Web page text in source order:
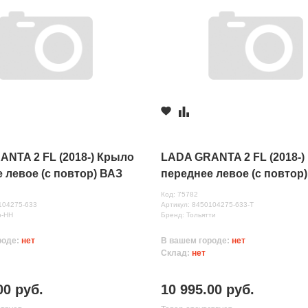
2 FL (2018-) Крыло
левое (с повтор) ВАЗ
633
НН
нет
руб.
LADA GRANTA 2 FL
переднее левое (с
(Борнео( 633)
Код: 75782
Артикул: 8450104275-633-Т
Бренд: Тольятти
В вашем городе:нет
Склад:нет
10 995.00 руб.